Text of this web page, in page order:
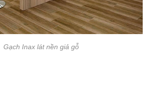
Gạch Inax lát nền giả gỗ